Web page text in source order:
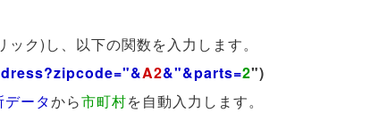
ク)し、以下の関数を入力します。
A2&"&parts=2")
ータから市町村を自動入力します。